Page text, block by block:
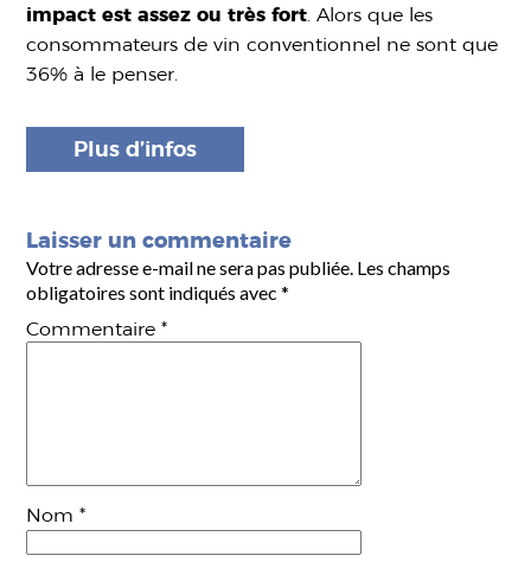
impact est assez ou très fort . Alors que les
consommateurs de vin conventionnel ne sont que
36% à le penser.
Plus d’infos
Laisser un commentaire
Votre adresse e-mail ne sera pas publiée. Les champs
obligatoires sont indiqués avec*
Commentaire*
Nom*